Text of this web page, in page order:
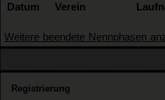
Datum Verein
Weitere beendete Nennphasen
Registrierung